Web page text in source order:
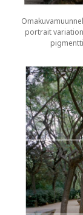
portrait